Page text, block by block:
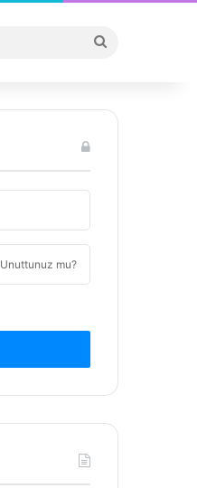
...
Unuttunuz mu?